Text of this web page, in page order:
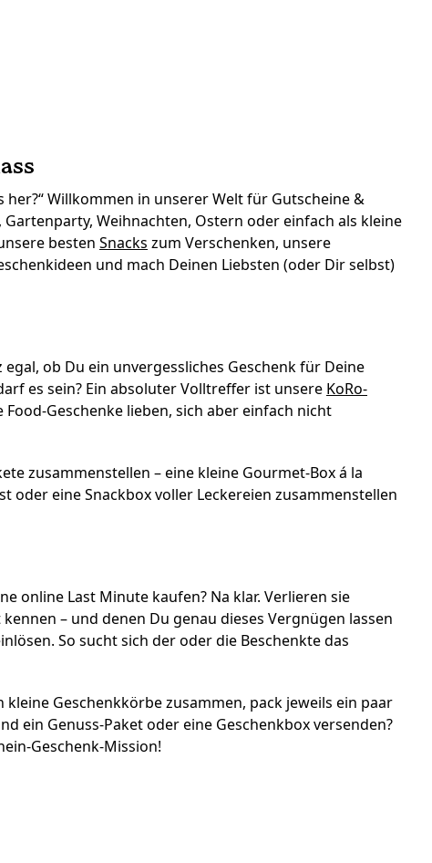
her?“ Willkommen in unserer Welt für Gutscheine &
Weihnachten, Ostern oder einfach als kleine
besten Snacks zum Verschenken, unsere
und mach Deinen Liebsten (oder Dir selbst)
ob Du ein unvergessliches Geschenk für Deine
es sein? Ein absoluter Volltreffer ist unsere KoRo-
Geschenke lieben, sich aber einfach nicht
zusammenstellen – eine kleine Gourmet-Box á la
oder eine Snackbox voller Leckereien zusammenstellen
online Last Minute kaufen? Na klar. Verlieren sie
– und denen Du genau dieses Vergnügen lassen
So sucht sich der oder die Beschenkte das
Geschenkkörbe zusammen, pack jeweils ein paar
ein Genuss-Paket oder eine Geschenkbox versenden?
Geschenk-Mission!